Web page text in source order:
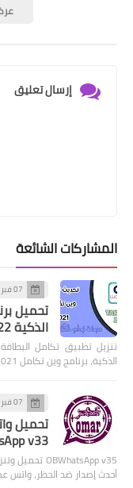
إرسال تعليق
المشاركات الشائعة
07 فبراير 2022
تحميل
الذكية 2022 برابط مباشر
تنزيل تطبيق تكامل
الذكية، برنامج وين تكامل 2021 اخر اصدار، وين تكا…
07 فبراير 2022
v33
أحدث إصدار ضد الحظر، واتس